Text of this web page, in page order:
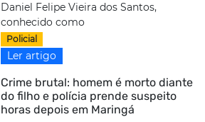
Daniel Felipe Vieira dos Santos,
conhecido como
Policial
Ler artigo
Crime brutal: homem é morto diante
do filho e polícia prende suspeito
horas depois em Maringá